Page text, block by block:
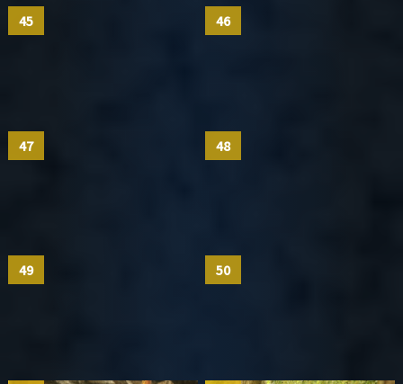
45 46
47 48
49 50